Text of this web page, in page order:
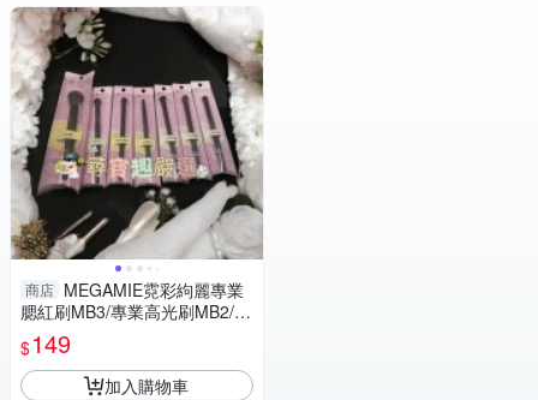
商店 MEGAMIE霓彩絇麗專業
腮紅刷MB3/專業高光刷MB2/專
業暈染刷MB8/專業斜角鼻影刷
MB10/小號眼影刷MB7/中號眼
$149
加入購物車